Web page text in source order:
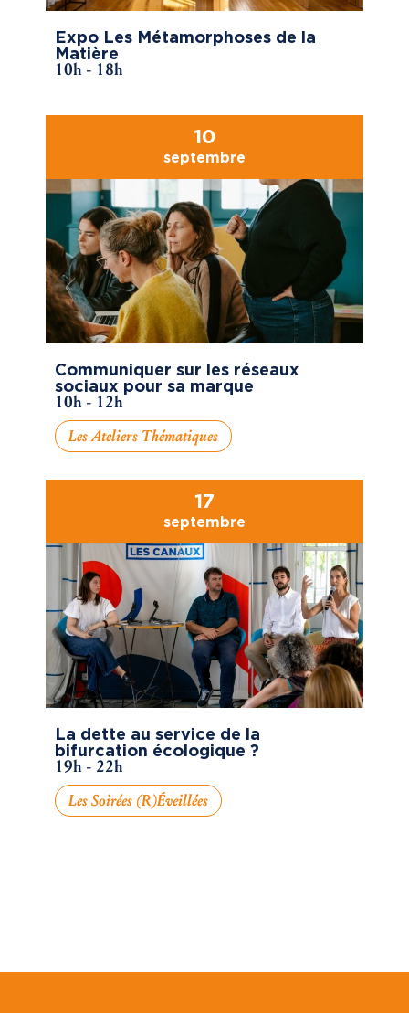
Expo Les Métamorphoses de la
Matière
10h - 18h
10
septembre
Communiquer sur les réseaux
sociaux pour sa marque
10h - 12h
Les Ateliers Thématiques
17
septembre
La dette au service de la
bifurcation écologique ?
19h - 22h
Les Soirées (R)éveillées